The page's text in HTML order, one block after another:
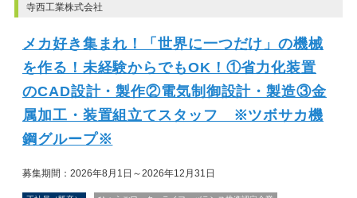
寺西工業株式会社
メカ好き集まれ！「世界に一つだけ」の機械
を作る！未経験からでもOK！①省力化装置
のCAD設計・製作②電気制御設計・製造③金
属加工・装置組立てスタッフ ※ツボサカ機
鋼グループ※
募集期間：2026年8月1日～2026年12月31日